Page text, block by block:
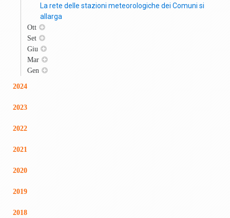
La rete delle stazioni meteorologiche dei Comuni si
allarga
Ott
Set
Giu
Mar
Gen
2024
2023
2022
2021
2020
2019
2018